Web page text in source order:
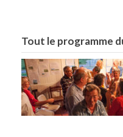
Tout le programme